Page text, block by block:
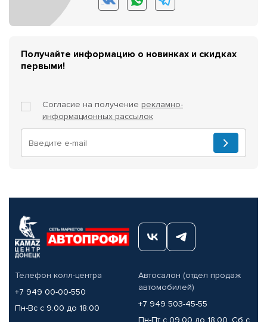
Получайте информацию о новинках и скидках
первыми!
Согласие на получение рекламно-
информационных рассылок
Телефон колл-центра
+7 949 00-00-550
Пн-Вс с 9.00 до 18.00
Автосалон (отдел продаж
автомобилей)
+7 949 503-45-55
Пн-Пт с 09.00 до 18.00, Сб с